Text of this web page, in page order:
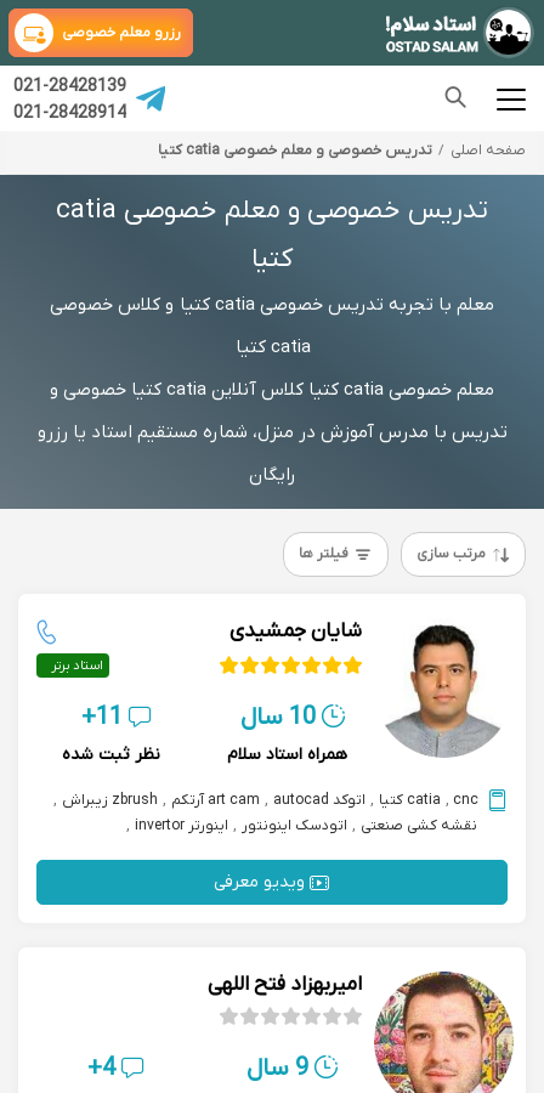
رزرو معلم خصوصی
021-28428139
021-28428914
صفحه اصلی تدریس خصوصی و معلم خصوصی catia کتیا
تدریس خصوصی و معلم خصوصی catia
کتیا
معلم با تجربه تدریس خصوصی catia کتیا و کلاس خصوصی
catia کتیا
معلم خصوصی catia کتیا کلاس آنلاین catia کتیا خصوصی و
تدریس با مدرس آموزش در منزل، شماره مستقیم استاد یا رزرو
رایگان
مرتب سازی فیلتر ها
شایان جمشیدی
استاد برتر
10 سال
همراه استاد سلام
11+
نظر ثبت شده
cnc
, catia کتیا , اتوکد autocad , art cam آرتکم , zbrush زیبراش
,
نقشه کشی صنعتی , اتودسک اینونتور , اینورتر invertor
,
ویدیو معرفی
امیربهزاد فتح اللهی
9 سال 4+